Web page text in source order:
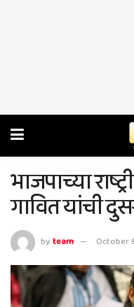
भाजपाच्या
गावित यांची
byteam October